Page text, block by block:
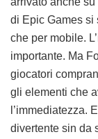
di Epic Games si
che per mobile.
importante. Ma
giocatori
gli elementi che
l’immediatezza.
divertente sin da